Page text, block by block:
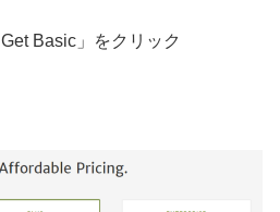
Get Basic 」をクリック